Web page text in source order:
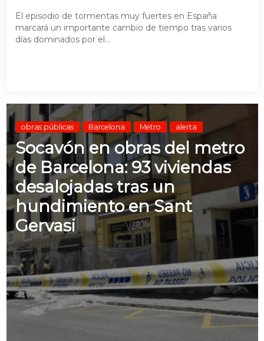
El episodio de tormentas muy fuertes en España
marcará un importante cambio de tiempo tras varios
días dominados por el...
obras públicas Barcelona Metro alerta
Socavón en obras del metro
de Barcelona: 93 viviendas
desalojadas tras un
hundimiento en Sant
Gervasi